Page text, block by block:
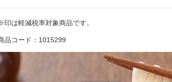
印は軽減税率対象商品です。
品コード：1015299